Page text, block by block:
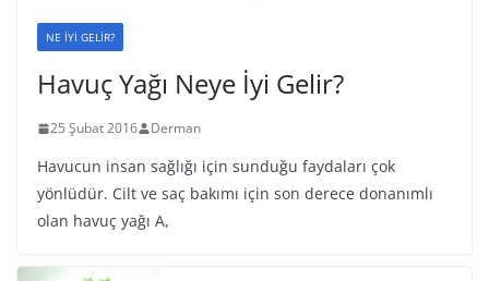
NE İYİ GELİR?
Havuç Yağı Neye İyi Gelir?
25 Şubat 2016 Derman
Havucun insan sağlığı için sunduğu faydaları çok
yönlüdür. Cilt ve saç bakımı için son derece donanımlı
olan havuç yağı A,